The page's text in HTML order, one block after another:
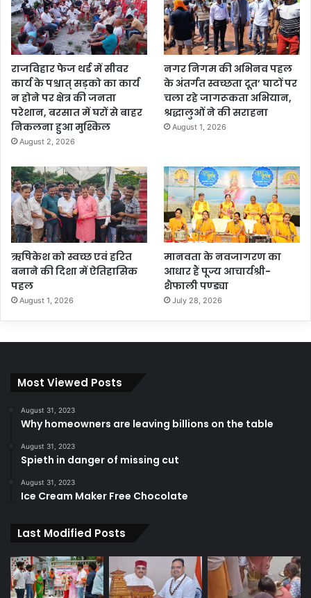
राजविहार फेज थर्ड में सीवर
कार्य के पश्चात् सड़को का कार्य
न होने पर क्षेत्र की जनता
परेशान, बरसात में घरों से बाहर
निकलना हुआ मुश्किल
August 2, 2026
नगर निगम की अभिनव पहल
के अंतर्गत स्वच्छता दूत’ घाटों पर
चला रहे जागरूकता अभियान,
श्रद्धालुओं ने की सराहना
August 1, 2026
ऋषिकेश को स्वच्छ एवं हरित
बनाने की दिशा में ऐतिहासिक
पहल
August 1, 2026
मानवता के नवजागरण का
आधार हैं पूज्य आचार्यश्री-
शैफाली पण्ड्या
July 28, 2026
Most Viewed Posts
August 31, 2023
Why homeowners are leaving billions on the table
August 31, 2023
Spieth in danger of missing cut
August 31, 2023
Ice Cream Maker Free Chocolate
Last Modified Posts